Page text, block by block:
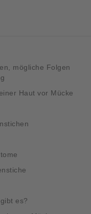
mögliche Folgen
Haut vor Mücke
es?